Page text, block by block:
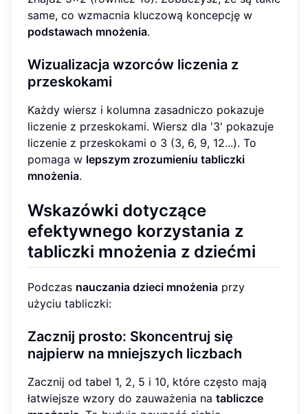
same, co wzmacnia kluczową koncepcję w
podstawach mnożenia.
Wizualizacja wzorców liczenia z
przeskokami
Każdy wiersz i kolumna zasadniczo pokazuje
liczenie z przeskokami. Wiersz dla '3' pokazuje
liczenie z przeskokami o 3 (3, 6, 9, 12...). To
pomaga w lepszym zrozumieniu tabliczki
mnożenia.
Wskazówki dotyczące
efektywnego korzystania z
tabliczki mnożenia z dziećmi
Podczas nauczania dzieci mnożenia przy
użyciu tabliczki:
Zacznij prosto: Skoncentruj się
najpierw na mniejszych liczbach
Zacznij od tabel 1, 2, 5 i 10, które często mają
łatwiejsze wzory do zauważenia na tabliczce